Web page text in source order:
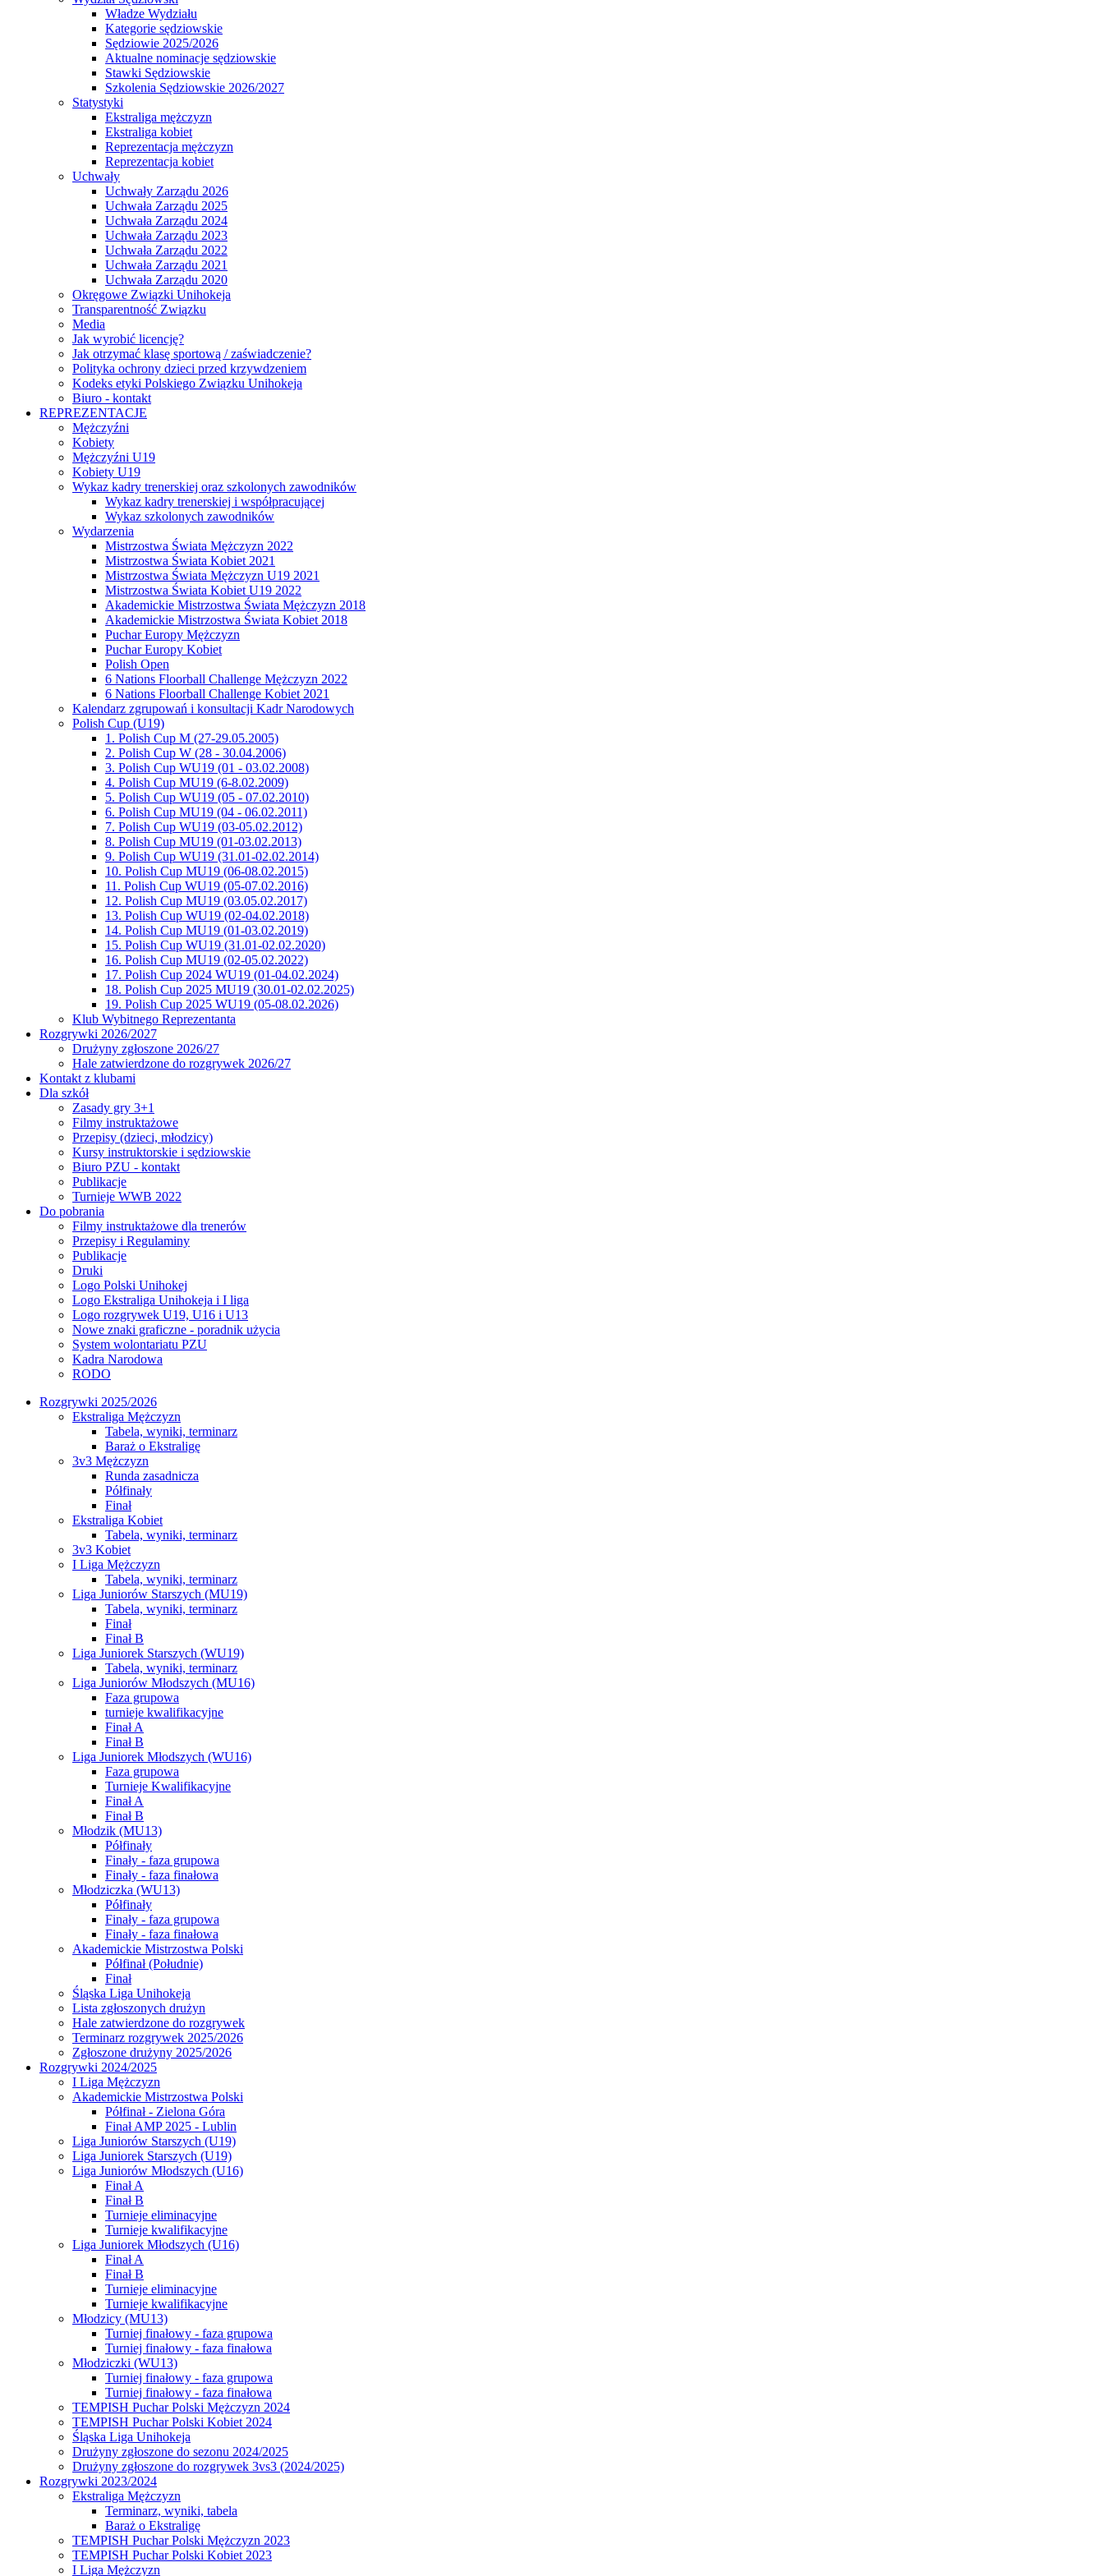
Władze Wydziału
Kategorie sędziowskie
Sędziowie 2025/2026
Aktualne nominacje sędziowskie
Stawki Sędziowskie
Szkolenia Sędziowskie 2026/2027
Statystyki
Ekstraliga mężczyzn
Ekstraliga kobiet
Reprezentacja mężczyzn
Reprezentacja kobiet
Uchwały
Uchwały Zarządu 2026
Uchwała Zarządu 2025
Uchwała Zarządu 2024
Uchwała Zarządu 2023
Uchwała Zarządu 2022
Uchwała Zarządu 2021
Uchwała Zarządu 2020
Okręgowe Związki Unihokeja
Transparentność Związku
Media
Jak wyrobić licencję?
Jak otrzymać klasę sportową / zaświadczenie?
Polityka ochrony dzieci przed krzywdzeniem
Kodeks etyki Polskiego Związku Unihokeja
Biuro - kontakt
REPREZENTACJE
Mężczyźni
Kobiety
Mężczyźni U19
Kobiety U19
Wykaz kadry trenerskiej oraz szkolonych zawodników
Wykaz kadry trenerskiej i współpracującej
Wykaz szkolonych zawodników
Wydarzenia
Mistrzostwa Świata Mężczyzn 2022
Mistrzostwa Świata Kobiet 2021
Mistrzostwa Świata Mężczyzn U19 2021
Mistrzostwa Świata Kobiet U19 2022
Akademickie Mistrzostwa Świata Mężczyzn 2018
Akademickie Mistrzostwa Świata Kobiet 2018
Puchar Europy Mężczyzn
Puchar Europy Kobiet
Polish Open
6 Nations Floorball Challenge Mężczyzn 2022
6 Nations Floorball Challenge Kobiet 2021
Kalendarz zgrupowań i konsultacji Kadr Narodowych
Polish Cup (U19)
1. Polish Cup M (27-29.05.2005)
2. Polish Cup W (28 - 30.04.2006)
3. Polish Cup WU19 (01 - 03.02.2008)
4. Polish Cup MU19 (6-8.02.2009)
5. Polish Cup WU19 (05 - 07.02.2010)
6. Polish Cup MU19 (04 - 06.02.2011)
7. Polish Cup WU19 (03-05.02.2012)
8. Polish Cup MU19 (01-03.02.2013)
9. Polish Cup WU19 (31.01-02.02.2014)
10. Polish Cup MU19 (06-08.02.2015)
11. Polish Cup WU19 (05-07.02.2016)
12. Polish Cup MU19 (03.05.02.2017)
13. Polish Cup WU19 (02-04.02.2018)
14. Polish Cup MU19 (01-03.02.2019)
15. Polish Cup WU19 (31.01-02.02.2020)
16. Polish Cup MU19 (02-05.02.2022)
17. Polish Cup 2024 WU19 (01-04.02.2024)
18. Polish Cup 2025 MU19 (30.01-02.02.2025)
19. Polish Cup 2025 WU19 (05-08.02.2026)
Klub Wybitnego Reprezentanta
Rozgrywki 2026/2027
Drużyny zgłoszone 2026/27
Hale zatwierdzone do rozgrywek 2026/27
Kontakt z klubami
Dla szkół
Zasady gry 3+1
Filmy instruktażowe
Przepisy (dzieci, młodzicy)
Kursy instruktorskie i sędziowskie
Biuro PZU - kontakt
Publikacje
Turnieje WWB 2022
Do pobrania
Filmy instruktażowe dla trenerów
Przepisy i Regulaminy
Publikacje
Druki
Logo Polski Unihokej
Logo Ekstraliga Unihokeja i I liga
Logo rozgrywek U19, U16 i U13
Nowe znaki graficzne - poradnik użycia
System wolontariatu PZU
Kadra Narodowa
RODO
Rozgrywki 2025/2026
Ekstraliga Mężczyzn
Tabela, wyniki, terminarz
Baraż o Ekstraligę
3v3 Mężczyzn
Runda zasadnicza
Półfinały
Finał
Ekstraliga Kobiet
Tabela, wyniki, terminarz
3v3 Kobiet
I Liga Mężczyzn
Tabela, wyniki, terminarz
Liga Juniorów Starszych (MU19)
Tabela, wyniki, terminarz
Finał
Finał B
Liga Juniorek Starszych (WU19)
Tabela, wyniki, terminarz
Liga Juniorów Młodszych (MU16)
Faza grupowa
turnieje kwalifikacyjne
Finał A
Finał B
Liga Juniorek Młodszych (WU16)
Faza grupowa
Turnieje Kwalifikacyjne
Finał A
Finał B
Młodzik (MU13)
Półfinały
Finały - faza grupowa
Finały - faza finałowa
Młodziczka (WU13)
Półfinały
Finały - faza grupowa
Finały - faza finałowa
Akademickie Mistrzostwa Polski
Półfinał (Południe)
Finał
Śląska Liga Unihokeja
Lista zgłoszonych drużyn
Hale zatwierdzone do rozgrywek
Terminarz rozgrywek 2025/2026
Zgłoszone drużyny 2025/2026
Rozgrywki 2024/2025
I Liga Mężczyzn
Akademickie Mistrzostwa Polski
Półfinał - Zielona Góra
Finał AMP 2025 - Lublin
Liga Juniorów Starszych (U19)
Liga Juniorek Starszych (U19)
Liga Juniorów Młodszych (U16)
Finał A
Finał B
Turnieje eliminacyjne
Turnieje kwalifikacyjne
Liga Juniorek Młodszych (U16)
Finał A
Finał B
Turnieje eliminacyjne
Turnieje kwalifikacyjne
Młodzicy (MU13)
Turniej finałowy - faza grupowa
Turniej finałowy - faza finałowa
Młodziczki (WU13)
Turniej finałowy - faza grupowa
Turniej finałowy - faza finałowa
TEMPISH Puchar Polski Mężczyzn 2024
TEMPISH Puchar Polski Kobiet 2024
Śląska Liga Unihokeja
Drużyny zgłoszone do sezonu 2024/2025
Drużyny zgłoszone do rozgrywek 3vs3 (2024/2025)
Rozgrywki 2023/2024
Ekstraliga Mężczyzn
Terminarz, wyniki, tabela
Baraż o Ekstraligę
TEMPISH Puchar Polski Mężczyzn 2023
TEMPISH Puchar Polski Kobiet 2023
I Liga Mężczyzn